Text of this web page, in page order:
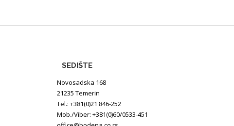
SEDIŠTE
Novosadska 168
21235 Temerin
Tel.: +381(0)21 846-252
Mob./Viber: +381(0)60/0533-451